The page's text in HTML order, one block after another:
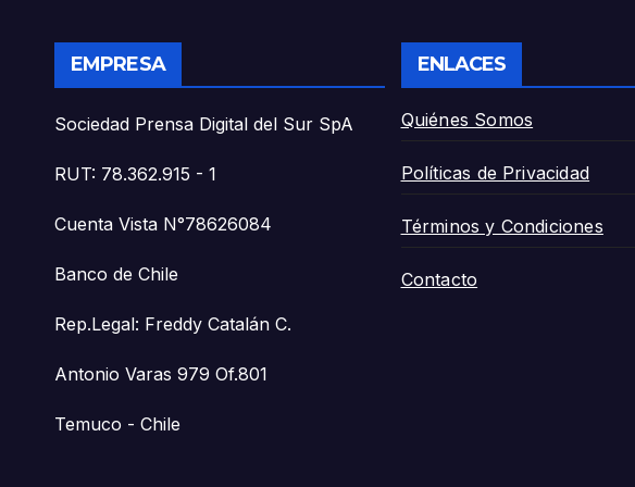
EMPRESA
Sociedad Prensa Digital del Sur SpA
RUT: 78.362.915 - 1
Cuenta Vista N°78626084
Banco de Chile
Rep.Legal: Freddy Catalán C.
Antonio Varas 979 Of.801
Temuco - Chile
ENLACES
Quiénes Somos
Políticas de Privacidad
Términos y Condiciones
Contacto